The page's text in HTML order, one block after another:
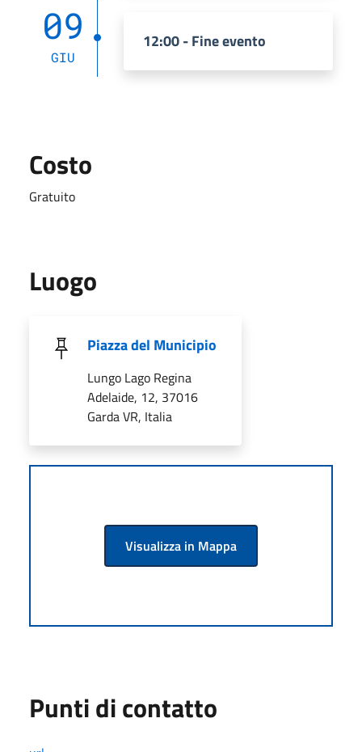
09
GIU
12:00 - Fine evento
Costo
Gratuito
Luogo
Piazza del Municipio
Lungo Lago Regina
Adelaide, 12, 37016
Garda VR, Italia
Visualizza in Mappa
Punti di contatto